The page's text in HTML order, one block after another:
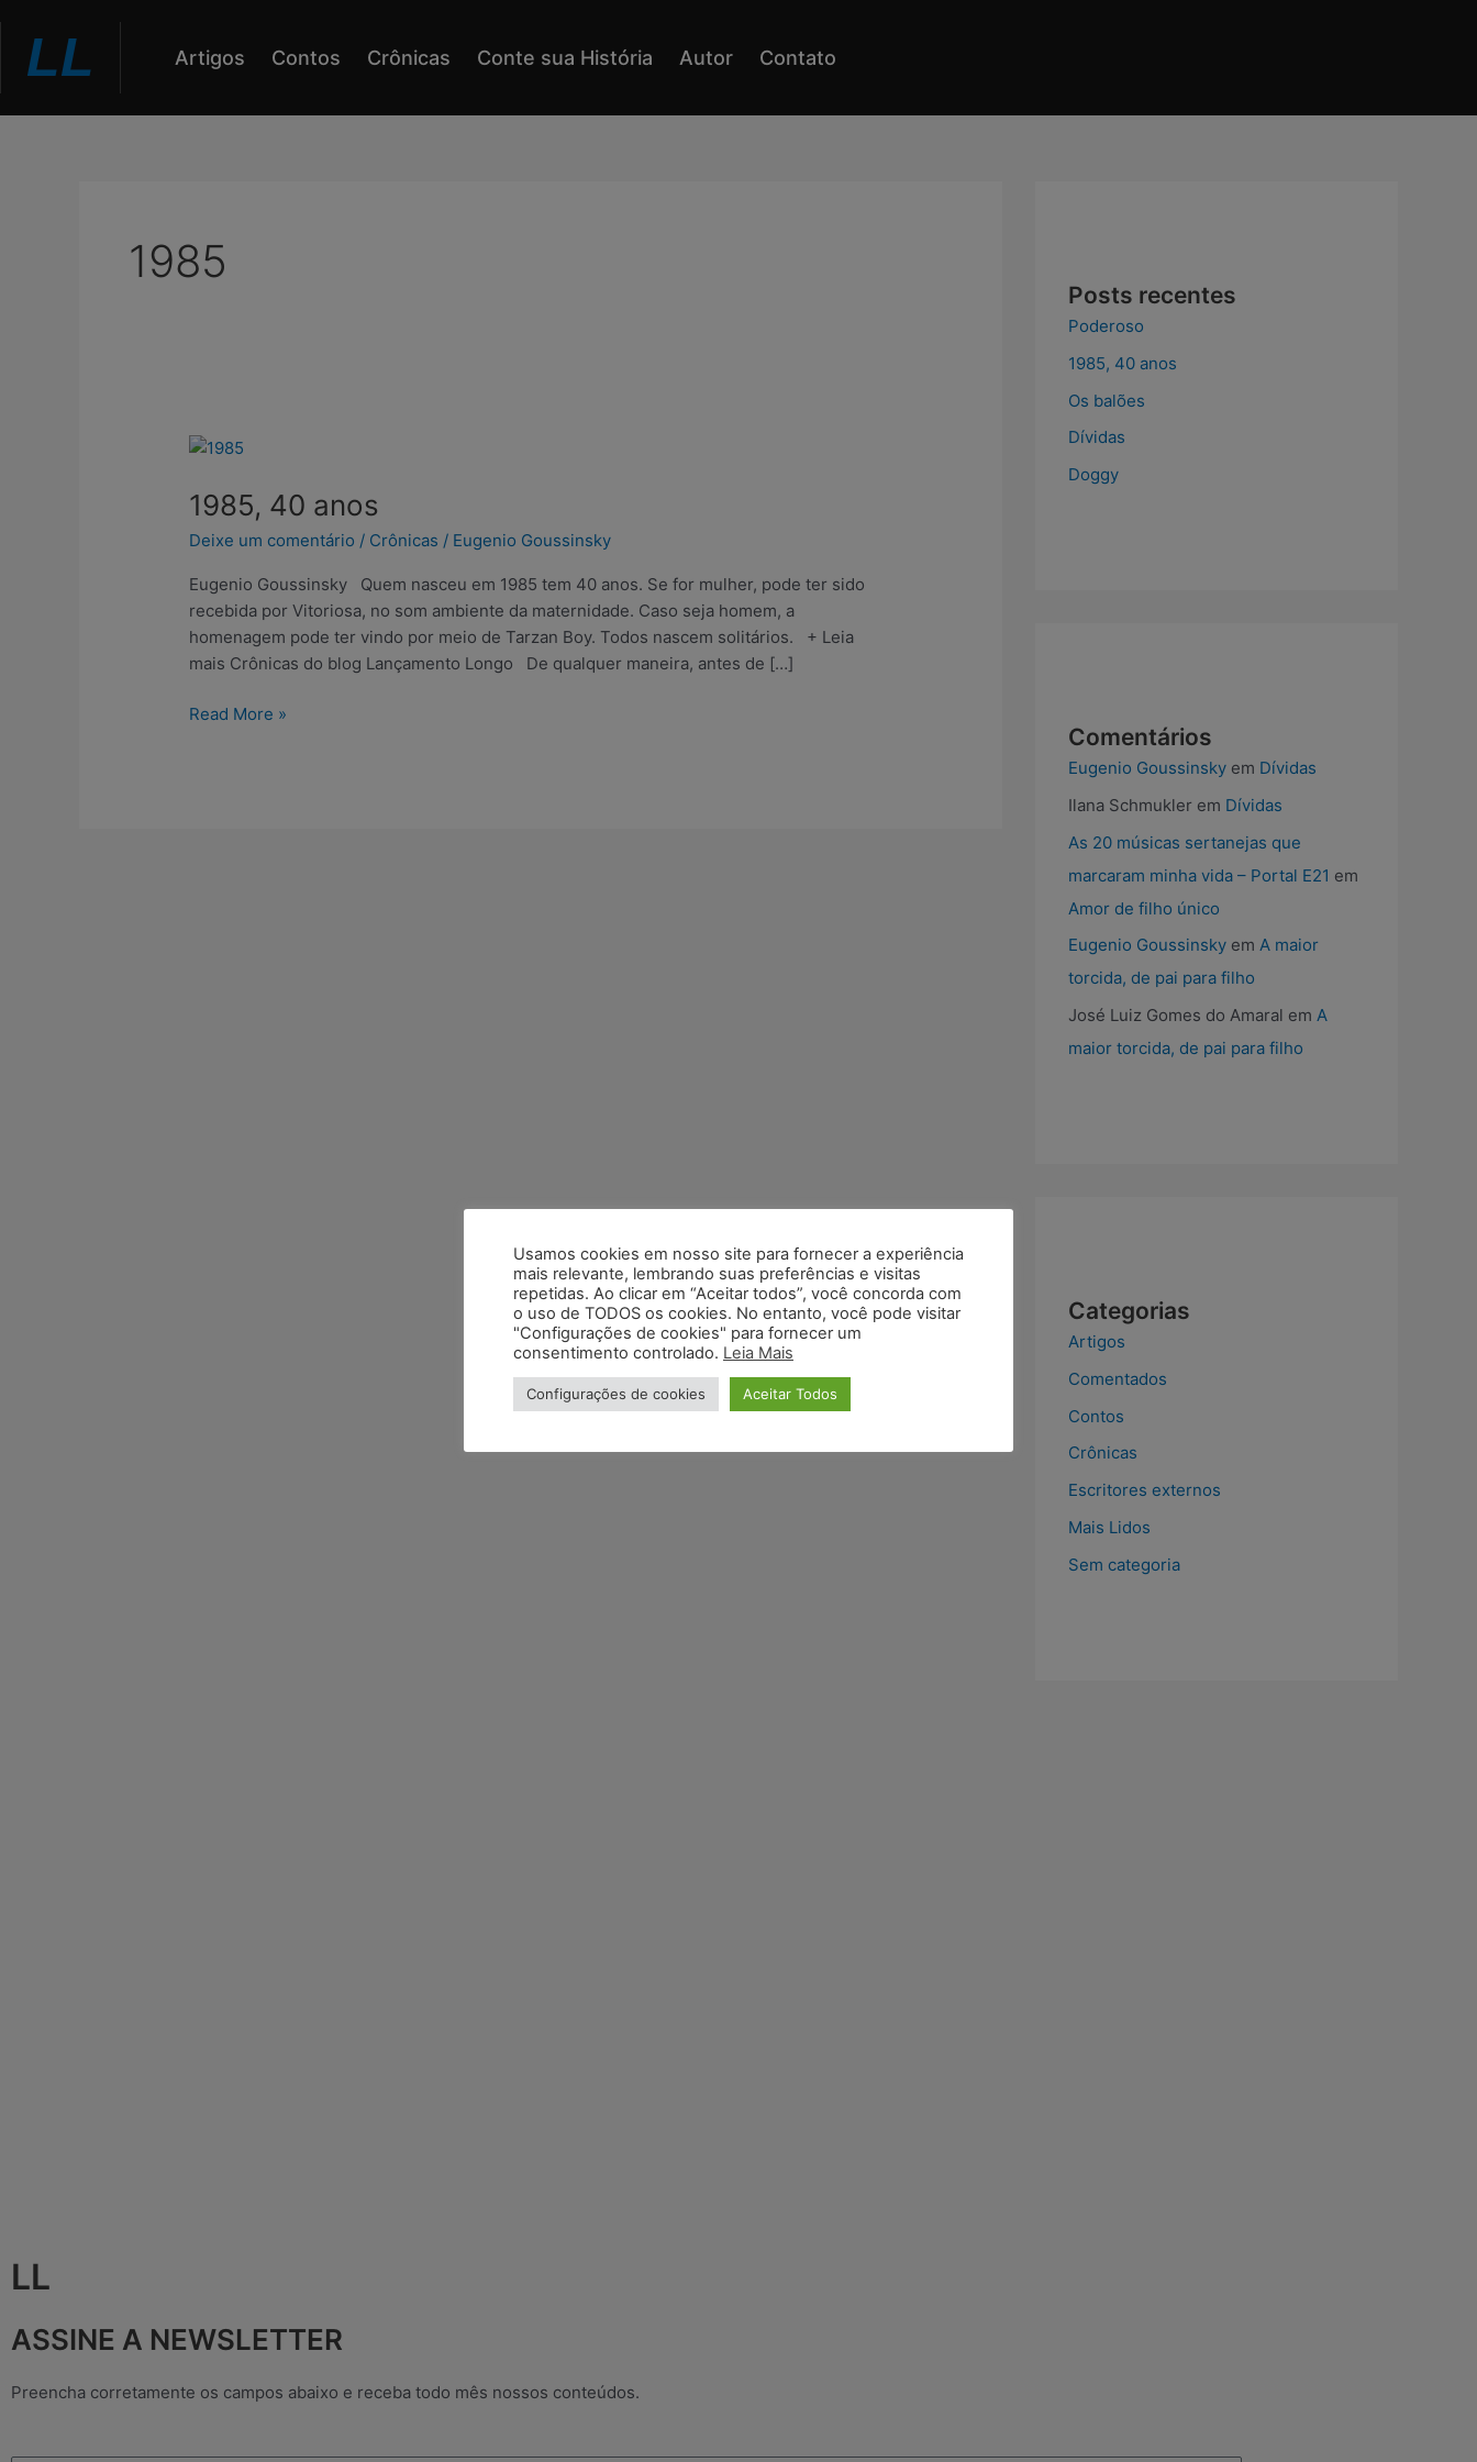
conteúdo
LL Artigos Contos Crônicas Conte sua História Autor Contato
c
1985
1985, 40 anos
Deixe um comentário / Crônicas / Eugenio Goussinsky
Eugenio Goussinsky Quem nasceu em 1985 tem 40 anos. Se for mulher, pode ter sido
recebida por Vitoriosa, no som ambiente da maternidade. Caso seja homem, a
homenagem pode ter vindo por meio de Tarzan Boy. Todos nascem solitários. + Leia
mais Crônicas do blog Lançamento Longo De qualquer maneira, antes de […]
1985,
anos
Read More »
Posts recentes
Poderoso
1985, 40 anos
Os balões
Dívidas
Doggy
Comentários
Eugenio Goussinsky em Dívidas
Ilana Schmukler em Dívidas
As 20 músicas sertanejas que
marcaram minha vida – Portal E21 em
Amor de filho único
Eugenio Goussinsky em A maior
torcida, de pai para filho
José Luiz Gomes do Amaral em A
maior torcida, de pai para filho
Categorias
Artigos
Comentados
Contos
Crônicas
Escritores externos
Mais Lidos
Sem categoria
Usamos cookies em nosso site para fornecer a experiência
mais relevante, lembrando suas preferências e visitas
repetidas. Ao clicar em “Aceitar todos”, você concorda com
o uso de TODOS os cookies. No entanto, você pode visitar
"Configurações de cookies" para fornecer um
consentimento controlado. Leia Mais
Configurações de cookies Aceitar Todos
LL
ASSINE A NEWSLETTER
Preencha corretamente os campos abaixo e receba todo mês nossos conteúdos.